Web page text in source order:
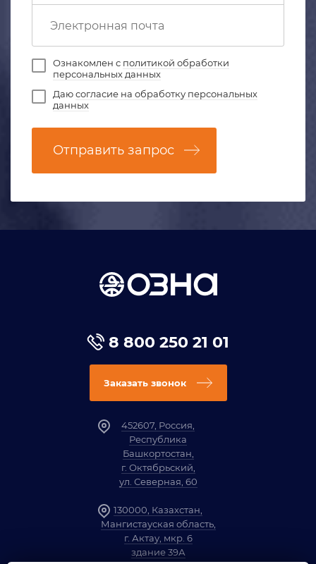
Ознакомлен с политикой обработки
персональных данных
Даюсогласие на обработку персональных
данных
Отправить запрос
8 800 250 21 01
Заказать звонок
452607, Россия,
Республика
Башкортостан,
г. Октябрьский,
ул. Северная, 60
130000, Казахстан,
Мангистауская область,
г. Актау, мкр. 6
здание 39А